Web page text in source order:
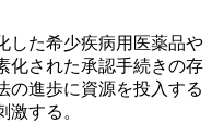
した希少疾病用医薬品や
化された承認手続きの存
の進歩に資源を投入する
する。